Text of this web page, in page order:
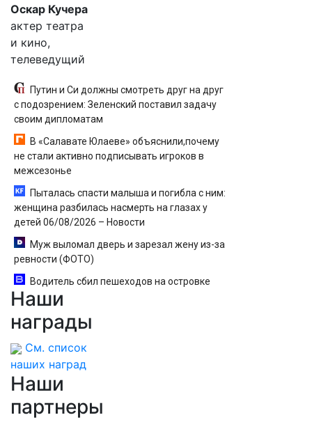
Оскар Кучера
актер театра
и кино,
телеведущий
Путин и Си должны смотреть друг на друг
с подозрением: Зеленский поставил задачу
своим дипломатам
В «Салавате Юлаеве» объяснили,почему
не стали активно подписывать игроков в
межсезонье
Пыталась спасти малыша и погибла с ним:
женщина разбилась насмерть на глазах у
детей 06/08/2026 – Новости
Муж выломал дверь и зарезал жену из-за
ревности (ФОТО)
Водитель сбил пешеходов на островке
безопасности в Омске, пострадали 8 человек -
Наши
награды
См. список
наших наград
Наши
партнеры